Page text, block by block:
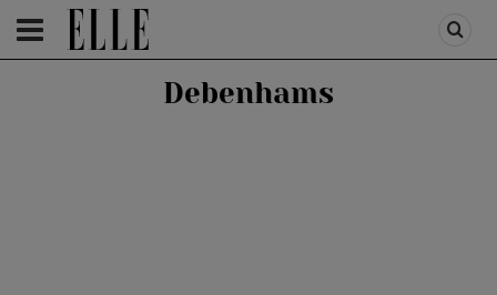
HOMEPAGE /HOMEPAGE SLIDER
Debenhams